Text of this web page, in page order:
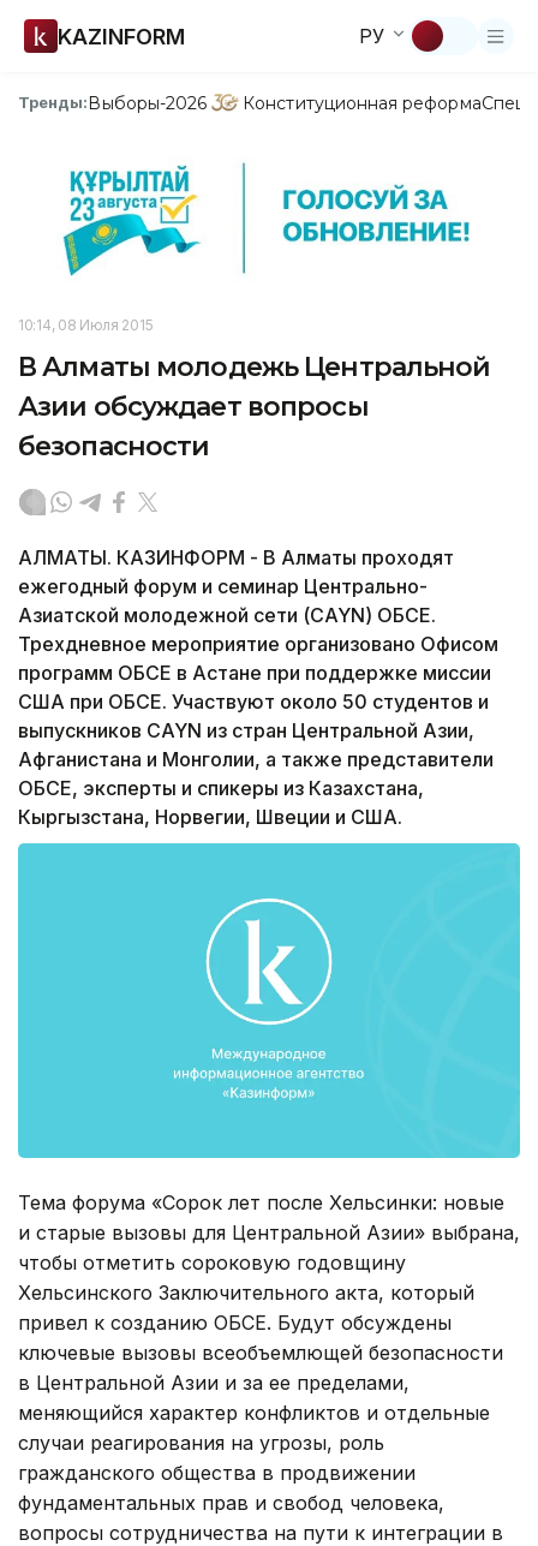
KAZINFORM РУ
Тренды:Выборы-2026 Конституционная реформа
10:14, 08 Июля 2015
В Алматы молодежь Центральной
Азии обсуждает вопросы
безопасности
АЛМАТЫ. КАЗИНФОРМ - В Алматы проходят
ежегодный форум и семинар Центрально-
Азиатской молодежной сети (CAYN) ОБСЕ.
Трехдневное мероприятие организовано Офисом
программ ОБСЕ в Астане при поддержке миссии
США при ОБСЕ. Участвуют около 50 студентов и
выпускников CAYN из стран Центральной Азии,
Афганистана и Монголии, а также представители
ОБСЕ, эксперты и спикеры из Казахстана,
Кыргызстана, Норвегии, Швеции и США.
Тема форума «Сорок лет после Хельсинки: новые
и старые вызовы для Центральной Азии» выбрана,
чтобы отметить сороковую годовщину
Хельсинского Заключительного акта, который
привел к созданию ОБСЕ. Будут обсуждены
ключевые вызовы всеобъемлющей безопасности
в Центральной Азии и за ее пределами,
меняющийся характер конфликтов и отдельные
случаи реагирования на угрозы, роль
гражданского общества в продвижении
фундаментальных прав и свобод человека,
вопросы сотрудничества на пути к интеграции в